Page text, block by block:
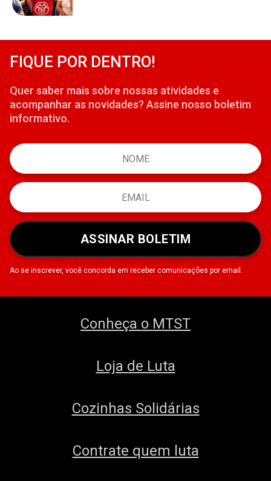
FIQUE POR DENTRO!
Quer saber mais sobre nossas atividades e
acompanhar as novidades? Assine nosso boletim
informativo.
ASSINAR BOLETIM
Ao se inscrever, você concorda em receber comunicações por email.
Conheça o MTST
Loja de Luta
Cozinhas Solidárias
Contrate quem luta